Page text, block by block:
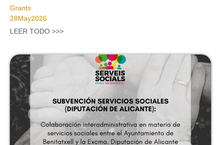
Grants
28May2026
LEER TODO >>>